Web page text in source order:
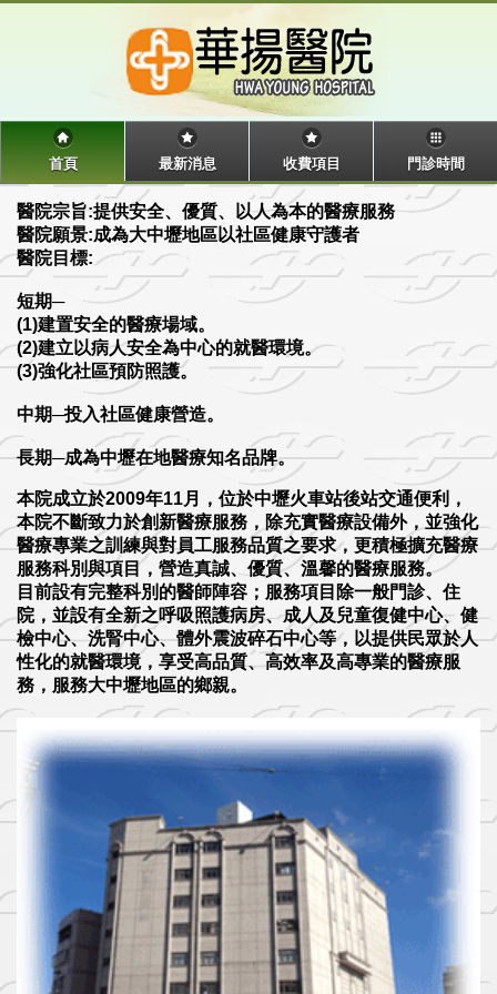
首頁 最新消息 收費項目 門診時間
醫院宗旨:提供安全、優質、以人為本的醫療服務
醫院願景:成為大中壢地區以社區健康守護者
醫院目標:
短期─
(1)建置安全的醫療場域。
(2)建立以病人安全為中心的就醫環境。
(3)強化社區預防照護。
中期─投入社區健康營造。
長期─成為中壢在地醫療知名品牌。
本院成立於2009年11月，位於中壢火車站後站交通便利，
本院不斷致力於創新醫療服務，除充實醫療設備外，並強化
醫療專業之訓練與對員工服務品質之要求，更積極擴充醫療
服務科別與項目，營造真誠、優質、溫馨的醫療服務。
目前設有完整科別的醫師陣容；服務項目除一般門診、住
院，並設有全新之呼吸照護病房、成人及兒童復健中心、健
檢中心、洗腎中心、體外震波碎石中心等，以提供民眾於人
性化的就醫環境，享受高品質、高效率及高專業的醫療服
務，服務大中壢地區的鄉親。